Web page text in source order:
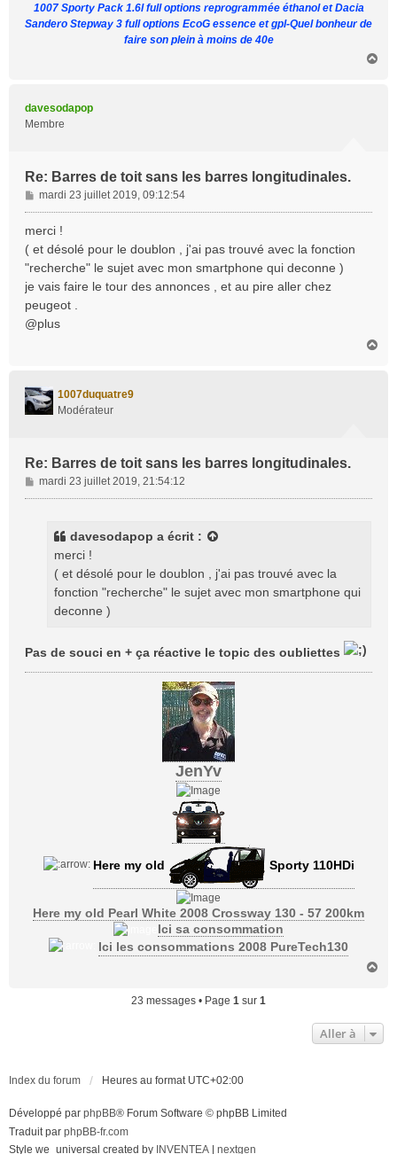
1007 Sporty Pack 1.6l full options reprogrammée éthanol et Dacia
Sandero Stepway 3 full options EcoG essence et gpl-Quel bonheur de
faire son plein à moins de 40e
davesodapop
Membre
Re: Barres de toit sans les barres longitudinales.
M
e
s
g
e
mardi 23 juillet 2019, 09:12:54
merci !
( et désolé pour le doublon , j'ai pas trouvé avec la fonction
"recherche" le sujet avec mon smartphone qui deconne )
je vais faire le tour des annonces , et au pire aller chez
peugeot .
@plus
1007duquatre9
Modérateur
Re: Barres de toit sans les barres longitudinales.
M
e
mardi 23 juillet 2019, 21:54:12
davesodapop a écrit :
merci !
( et désolé pour le doublon , j'ai pas trouvé avec la
fonction "recherche" le sujet avec mon smartphone qui
deconne )
Pas de souci en + ça réactive le topic des oubliettes
JenYv
Here my old Sporty 110HDi
Here my old Pearl White 2008 Crossway 130 - 57 200km
Ici sa consommation
Ici les consommations 2008 PureTech130
23 messages • Page 1 sur 1
Aller à
Index du forum Heures au format UTC+02:00
Développé par phpBB® Forum Software © phpBB Limited
Traduit par phpBB-fr.com
Style we_universal created by INVENTEA nextgen